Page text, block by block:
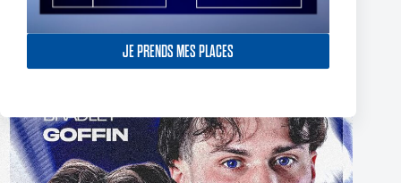
JE PRENDS MES PLACES
The End of Reubenn Rennie’s Olympian Journey
6 août 2026